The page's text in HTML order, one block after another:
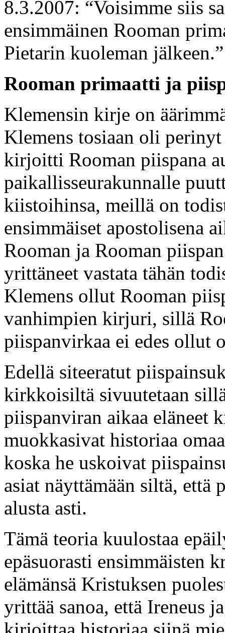
8.3.2007: “Voisimme siis
ensimmäinen Rooman
Pietarin kuoleman jälkeen.”
Rooman primaatti ja
Klemensin kirje on
Klemens tosiaan oli
kirjoitti Rooman piispana
paikallisseurakunnalle
kiistoihinsa, meillä on
ensimmäiset apostolisena
Rooman ja Rooman
yrittäneet vastata tähän
Klemens ollut Rooman
vanhimpien kirjuri, sillä
piispanvirkaa ei edes ollut
Edellä siteeratut
kirkkoisiltä sivuutetaan
piispanviran aikaa eläneet
muokkasivat historiaa
koska he uskoivat
asiat näyttämään siltä,
alusta asti.
Tämä teoria kuulostaa
epäsuorasti ensimmäisten
elämänsä Kristuksen
yrittää sanoa, että Ireneus